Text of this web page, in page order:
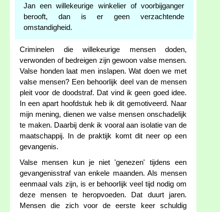
Jan een willekeurige winkelier of voorbijganger
berooft, dan is er geen verzachtende
omstandigheid.
Criminelen die willekeurige mensen doden,
verwonden of bedreigen zijn gewoon valse mensen.
Valse honden laat men inslapen. Wat doen we met
valse mensen? Een behoorlijk deel van de mensen
pleit voor de doodstraf. Dat vind ik geen goed idee.
In een apart hoofdstuk heb ik dit gemotiveerd. Naar
mijn mening, dienen we valse mensen onschadelijk
te maken. Daarbij denk ik vooral aan isolatie van de
maatschappij. In de praktijk komt dit neer op een
gevangenis.
Valse mensen kun je niet 'genezen' tijdens een
gevangenisstraf van enkele maanden. Als mensen
eenmaal vals zijn, is er behoorlijk veel tijd nodig om
deze mensen te heropvoeden. Dat duurt jaren.
Mensen die zich voor de eerste keer schuldig